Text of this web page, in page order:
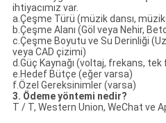
ihtiyacımız var.
a.Çeşme Türü (müzik dansı,
b.Çeşme Alanı (Göl veya Nehir,
c.Çeşme Boyutu ve Su Derinliği
veya CAD çizimi)
d.Güç Kaynağı (voltaj, frekans,
e.Hedef Bütçe (eğer varsa)
f.Özel Gereksinimler (varsa)
3. Ödeme yöntemi nedir?
T / T, Western Union, WeChat ve